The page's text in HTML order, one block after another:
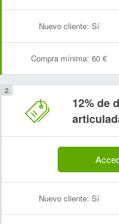
Nuevo cliente: Sí
Compra mínima: 60 €
12% de
Nuevo cliente: Sí